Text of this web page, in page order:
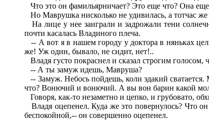
Что это он фамильярничает? Это еще что? Она
Но Маврушка нисколько не удивилась, а тотчас
На лице у нее заиграли и задрожали тени
почти касалась Владиного плеча.
-- А вот я в нашем городу у доктора в няньках
же! Уж один, бывало, не сидит, нет!..
Владя густо покраснел и сказал строгим голосом,
-- А ты замуж идешь, Мавруша?
-- Замуж. Небось пойдешь, коли эдакий сватается.
что? Вонючий и вонючий. А вы вон барин какой
Говоря, как-то незаметно и цепко, и грубовато,
Владя оцепенел. Куда же это повернулось? Что
беспокойной,-- он совершенно оцепенел.